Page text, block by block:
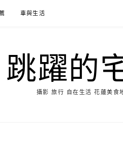
車與生活
跳躍的
攝影 旅行 自在生活 花蓮美食